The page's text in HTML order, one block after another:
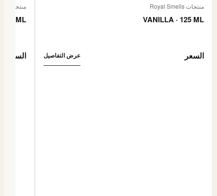
منتجات Royal Smells
VANILLA · 125 ML
السعر عرض التفاصيل
منتجات Royal Smells
ML
السعر